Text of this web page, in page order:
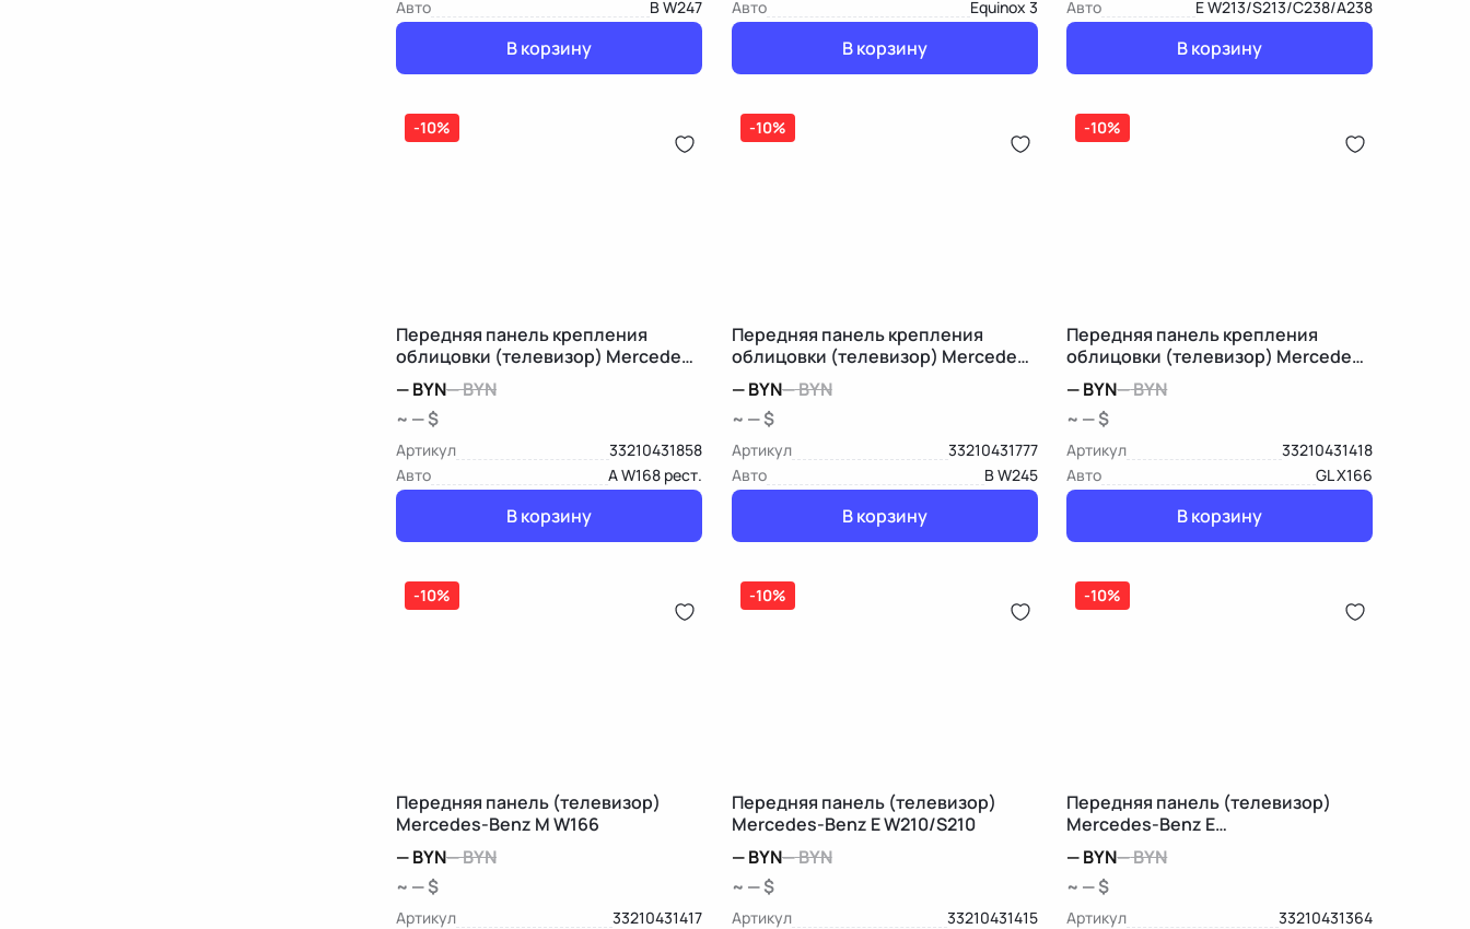
Авто
B W247
В корзину
Авто
Equinox 3
В корзину
Авто
E W213/S213/C238/A238
В корзину
-10%
Передняя панель крепления
облицовки (телевизор) Mercedes-
Benz A W168 рест.
—BYN—BYN
~ — $
Артикул
33210431858
Авто
A W168 рест.
В корзину
-10%
Передняя панель крепления
облицовки (телевизор) Mercedes-
Benz B W245
—BYN—BYN
~ — $
Артикул
33210431777
Авто
B W245
В корзину
-10%
Передняя панель крепления
облицовки (телевизор) Mercedes-
Benz GL X166
—BYN—BYN
~ — $
Артикул
33210431418
Авто
GL X166
В корзину
-10%
Передняя панель (телевизор)
Mercedes-Benz M W166
—BYN—BYN
~ — $
Артикул
33210431417
-10%
Передняя панель (телевизор)
Mercedes-Benz E W210/S210
—BYN—BYN
~ — $
Артикул
33210431415
-10%
Передняя панель (телевизор)
Mercedes-Benz E
W212/S212/C207/A207
—BYN—BYN
~ — $
Артикул
33210431364